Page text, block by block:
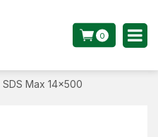
0
SDS Max 14x500